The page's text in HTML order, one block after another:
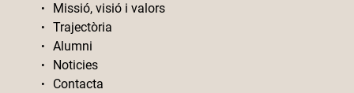
Missió, visió i valors
Trajectòria
Alumni
Noticies
Contacta